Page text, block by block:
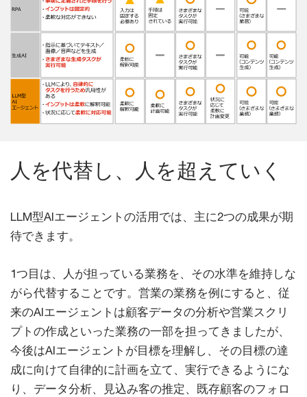
人を代替し、人を超えていく
LLM型AIエージェントの活用では、主に2つの成果が期
待できます。
1つ目は、人が担っている業務を、その水準を維持しな
がら代替することです。営業の業務を例にすると、従
来のAIエージェントは顧客データの分析や営業スクリ
プトの作成といった業務の一部を担ってきましたが、
今後はAIエージェントが目標を理解し、その目標の達
成に向けて自律的に計画を立て、実行できるようにな
り、データ分析、見込み客の推定、既存顧客のフォロ